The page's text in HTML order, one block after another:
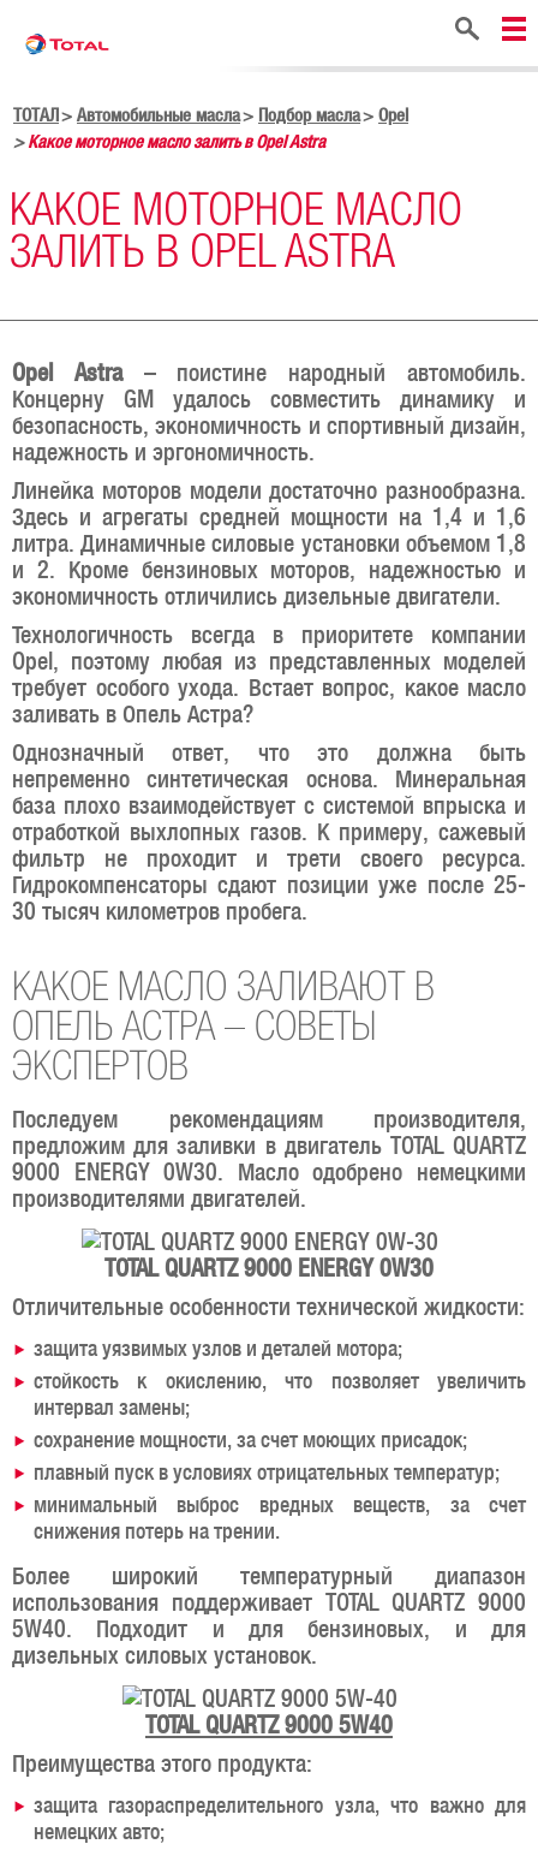
Поиск
ТОТАЛ Автомобильные масла Подбор масла
Opel
Какое моторное масло залить в Opel Astra
КАКОЕ МОТОРНОЕ МАСЛО
ЗАЛИТЬ В OPEL ASTRA
Opel Astra– поистине народный автомобиль.
Концерну GM удалось совместить динамику и
безопасность, экономичность и спортивный дизайн,
надежность и эргономичность.
Линейка моторов модели достаточно разнообразна.
Здесь и агрегаты средней мощности на 1,4 и 1,6
литра. Динамичные силовые установки объемом 1,8
и 2. Кроме бензиновых моторов, надежностью и
экономичность отличились дизельные двигатели.
Технологичность всегда в приоритете компании
Opel, поэтому любая из представленных моделей
требует особого ухода. Встает вопрос, какое масло
заливать в Опель Астра?
Однозначный ответ, что это должна быть
непременно синтетическая основа. Минеральная
база плохо взаимодействует с системой впрыска и
отработкой выхлопных газов. К примеру, сажевый
фильтр не проходит и трети своего ресурса.
Гидрокомпенсаторы сдают позиции уже после 25-
30 тысяч километров пробега.
КАКОЕ МАСЛО ЗАЛИВАЮТ В
ОПЕЛЬ АСТРА – СОВЕТЫ
ЭКСПЕРТОВ
Последуем рекомендациям производителя,
предложим для заливки в двигатель TOTAL QUARTZ
9000 ENERGY 0W30. Масло одобрено немецкими
производителями двигателей.
TOTAL QUARTZ 9000 ENERGY 0W30
Отличительные особенности технической жидкости:
защита уязвимых узлов и деталей мотора;
стойкость к окислению, что позволяет увеличить
интервал замены;
сохранение мощности, за счет моющих присадок;
плавный пуск в условиях отрицательных температур;
минимальный выброс вредных веществ, за счет
снижения потерь на трении.
Более широкий температурный диапазон
использования поддерживает TOTAL QUARTZ 9000
5W40. Подходит и для бензиновых, и для
дизельных силовых установок.
TOTAL QUARTZ 9000 5W40
Преимущества этого продукта:
защита газораспределительного узла, что важно для
немецких авто;